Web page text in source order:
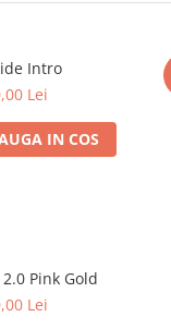
Intro
Lei
IN COS
Pink Gold
Lei